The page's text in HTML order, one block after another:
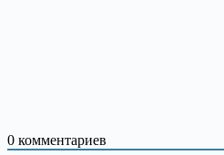
0 комментариев